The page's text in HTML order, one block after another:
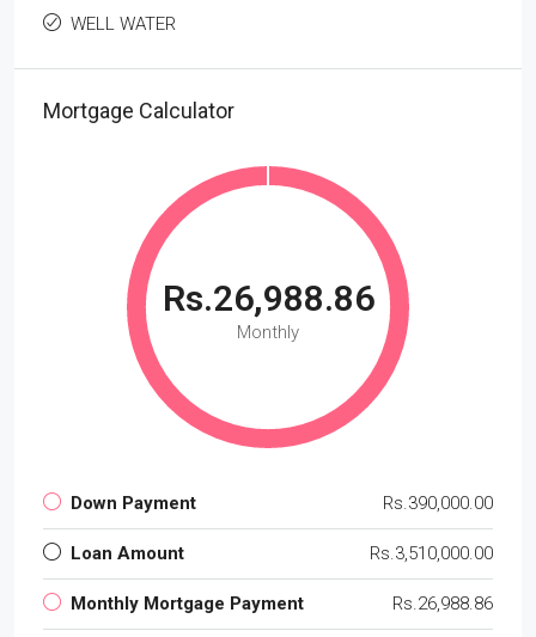
WELL WATER
Mortgage Calculator
Rs.26,988.86
Monthly
Down Payment Rs.390,000.00
Loan Amount Rs.3,510,000.00
Monthly Mortgage Payment Rs.26,988.86